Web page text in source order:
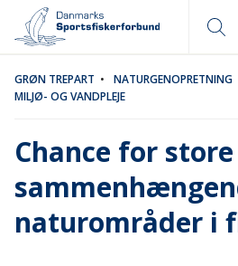
GRØN TREPART • NATURGENOPRETNING
MILJØ- OG VANDPLEJE
Chance for store
naturområder i